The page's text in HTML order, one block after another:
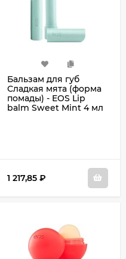
Бальзам для губ
Сладкая мята (форма
помады) - EOS Lip
balm Sweet Mint 4 мл
1 217,85 ₽